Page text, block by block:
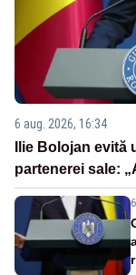
6 aug. 2026, 16:34
Ilie Bolojan
partenerei sale: